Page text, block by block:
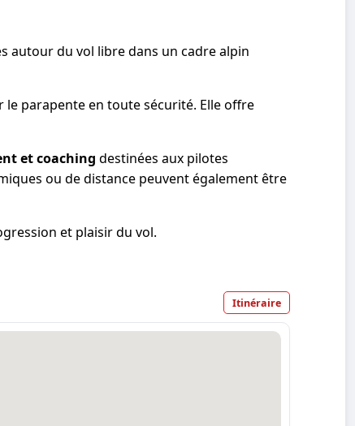
autour du vol libre dans un cadre alpin
parapente en toute sécurité. Elle offre
et coaching destinées aux pilotes
ou de distance peuvent également être
et plaisir du vol.
Itinéraire